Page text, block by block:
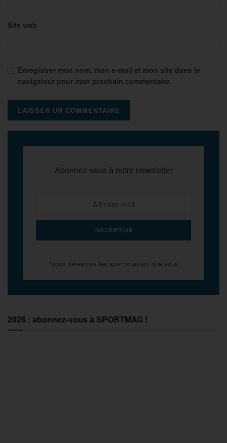
Site web
Enregistrer mon nom, mon e-mail et mon site dans le
navigateur pour mon prochain commentaire.
Abonnez-vous à notre newsletter
*nous détestons les spams autant que vous
2026 : abonnez-vous à SPORTMAG !